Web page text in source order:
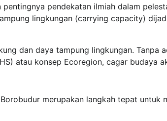
pendekatan ilmiah dalam
lingkungan (carrying capacity)
dan daya tampung lingkungan. Tanpa
atau konsep Ecoregion, cagar budaya
merupakan langkah tepat untuk